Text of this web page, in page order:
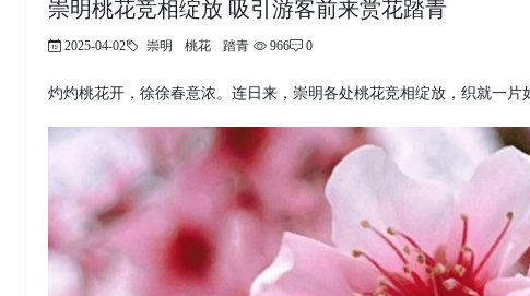
崇明桃花竞相绽放 吸引游客前来赏花踏青
2025-04-02 崇明 桃花 踏青 966 0
灼灼桃花开，徐徐春意浓。连日来，崇明各处桃花竞相绽放，织就一片